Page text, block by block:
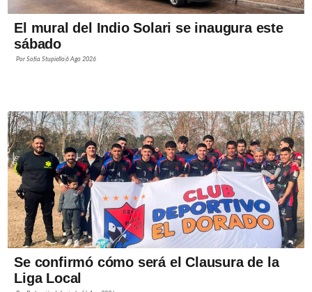
El mural del Indio Solari se inaugura este
sábado
PorSofía Stupiello6 Ago 2026
Se confirmó cómo será el Clausura de la
Liga Local